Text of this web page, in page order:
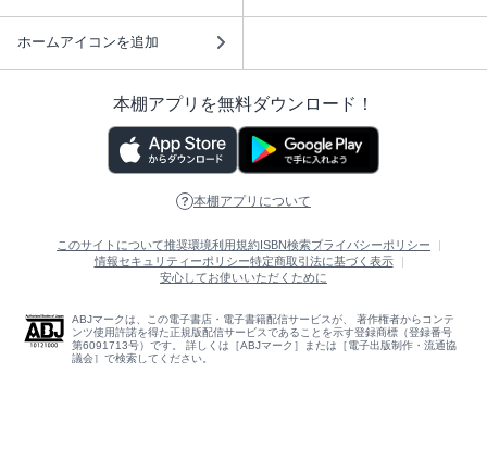
ホームアイコンを追加
本棚アプリを無料ダウンロード！
本棚アプリについて
このサイトについて推奨環境利用規約ISBN検索プライバシーポリシー
情報セキュリティーポリシー特定商取引法に基づく表示
安心してお使いいただくために
ABJマークは、この電子書店・電子書籍配信サービスが、 著作権者からコンテ
ンツ使用許諾を得た正規版配信サービスであることを示す登録商標（登録番号
第6091713号）です。 詳しくは［ABJマーク］または［電子出版制作・流通協
議会］で検索してください。